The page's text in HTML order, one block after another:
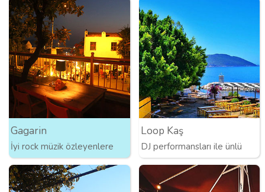
Gagarin
İyi rock müzik özleyenlere
Loop Kaş
DJ performansları ile ünlü